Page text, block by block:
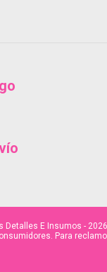
Detalles E Insumos -
Para